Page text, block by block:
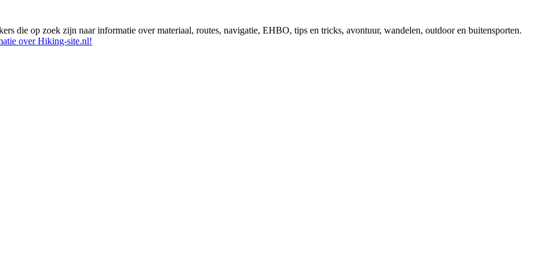
die op zoek zijn naar informatie over materiaal, routes, navigatie, EHBO, tips en tricks, avontuur, wandelen, outdoor en buitensporten.
over Hiking-site.nl!